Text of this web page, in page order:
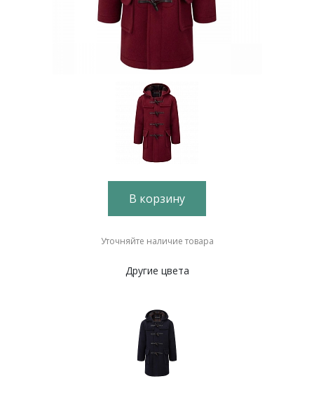
В корзину
Уточняйте наличие товара
Другие цвета